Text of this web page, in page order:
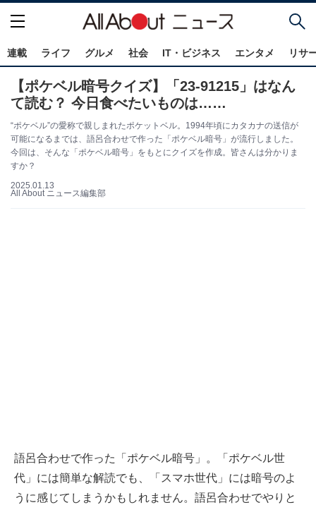
連載 ライフ グルメ 社会 IT・ビジネス エンタメ リサ
【ポケベル暗号クイズ】「23-91215」はなん
て読む？ 今日食べたいものは……
“ポケベル”の愛称で親しまれたポケットベル。1994年頃にカタカナの送信が
可能になるまでは、語呂合わせで作った「ポケベル暗号」が流行しました。
今回は、そんな「ポケベル暗号」をもとにクイズを作成。皆さんは分かりま
すか？
2025.01.13
All About ニュース編集部
語呂合わせで作った「ポケベル暗号」。「ポケベル世
代」には簡単な解読でも、「スマホ世代」には暗号のよ
うに感じてしまうかもしれません。語呂合わせでやりと